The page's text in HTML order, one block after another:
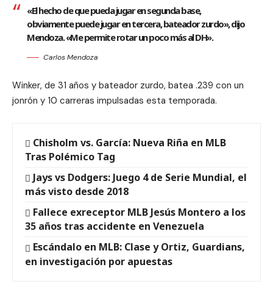
«El hecho de que pueda jugar en segunda base,
obviamente puede jugar en tercera, bateador zurdo», dijo
Mendoza. «Me permite rotar un poco más al DH».
Carlos Mendoza
Winker, de 31 años y bateador zurdo, batea .239 con un
jonrón y 10 carreras impulsadas esta temporada.
Chisholm vs. García: Nueva Riña en MLB
Tras Polémico Tag
Jays vs Dodgers: Juego 4 de Serie Mundial, el
más visto desde 2018
Fallece exreceptor MLB Jesús Montero a los
35 años tras accidente en Venezuela
Escándalo en MLB: Clase y Ortiz, Guardians,
en investigación por apuestas